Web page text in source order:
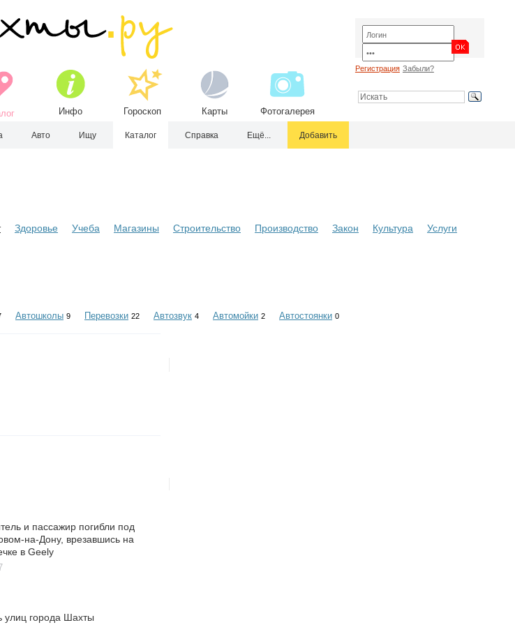
Инфо Гороскоп Карты Фотогалерея
Регистрация Забыли?
Авто Ищу Каталог Справка Ещё... Добавить
Здоровье Учеба Магазины Строительство Производство Закон Культура
Услуги
Автошколы 9 Перевозки 22 Автозвук 4 Автомойки 2 Автостоянки 0
и пассажир погибли под
на-Дону, врезавшись на
в Geely
улиц города Шахты